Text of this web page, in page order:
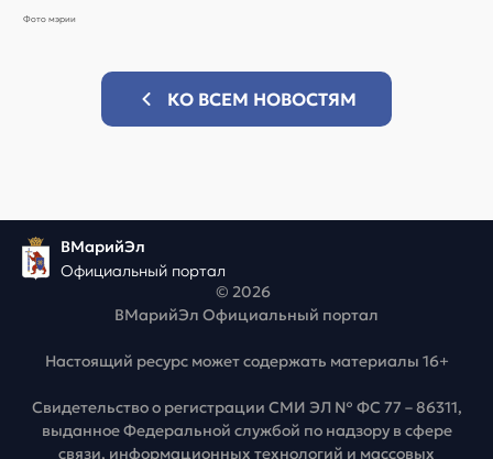
Фото мэрии
КО ВСЕМ НОВОСТЯМ
ВМарийЭл
Официальный портал
© 2026
ВМарийЭл Официальный портал
Настоящий ресурс может содержать материалы 16+
Свидетельство о регистрации СМИ ЭЛ № ФС 77 – 86311,
выданное Федеральной службой по надзору в сфере
связи, информационных технологий и массовых